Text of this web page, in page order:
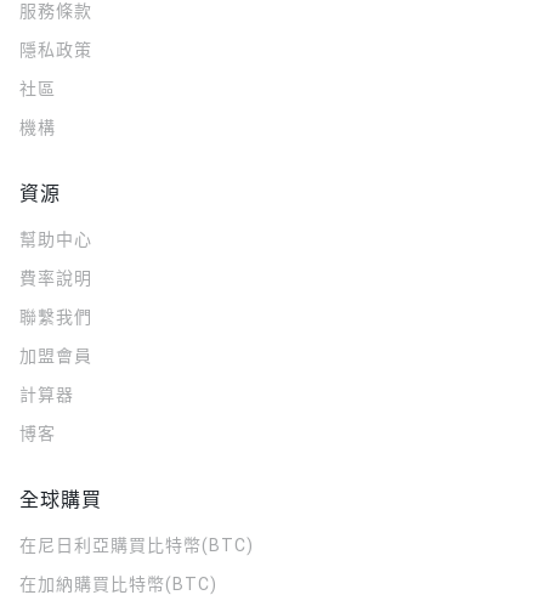
服務條款
隱私政策
社區
機構
資源
幫助中心
費率說明
聯繫我們
加盟會員
計算器
博客
全球購買
在尼日利亞購買比特幣(BTC)
在加納購買比特幣(BTC)